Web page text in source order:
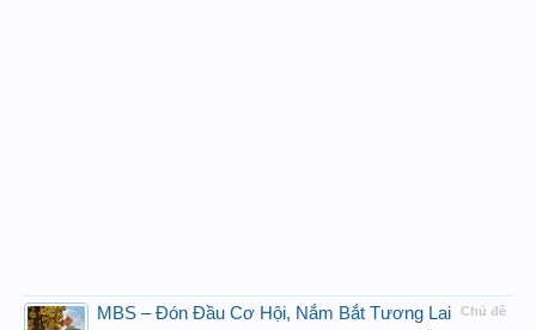
Chủ đề
MBS – Đón Đầu Cơ Hội, Nắm Bắt Tương Lai